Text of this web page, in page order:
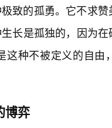
致的孤勇。它不求
长是孤独的，因为
种不被定义的自由
博弈